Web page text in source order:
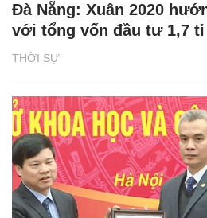
THỜI SỰ
Đà Nẵng: Xuân 2020
với tổng vốn đầu tư 1,7 tỉ